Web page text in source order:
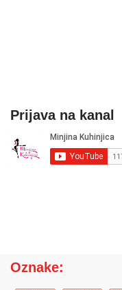
Prijava na kanal
Oznake: